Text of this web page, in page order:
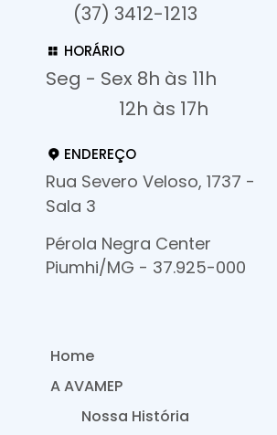
(37) 3412-1213
HORÁRIO
Seg - Sex 8h às 11h
12h às 17h
ENDEREÇO
Rua Severo Veloso, 1737 -
Sala 3
Pérola Negra Center
Piumhi/MG - 37.925-000
Home
A AVAMEP
Nossa História